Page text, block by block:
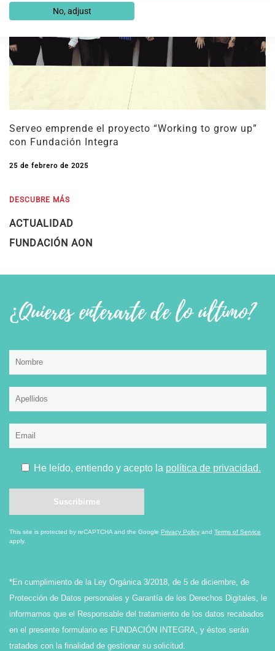
Serveo emprende el proyecto “Working to grow up”
con Fundación Integra
25 de febrero de 2025
DESCUBRE MÁS
ACTUALIDAD
FUNDACIÓN AON
¿Quieres enterarte de lo último?
He leído, entiendo y acepto la política de privacidad.
This site is protected by reCAPTCHA and the Google Privacy Policy and Terms of Service
apply.
*En cumplimiento de la Ley Orgánica 3/2018, de 5 de diciembre, de
Protección de Datos personales y Garantía de los Derechos Digitales, le
informamos que el Responsable del tratamiento de los datos recabados
en el presente formulario es FUNDACIÓN INTEGRA, y éstos serán
tratados con la finalidad de gestionar su solicitud.
No, adjust